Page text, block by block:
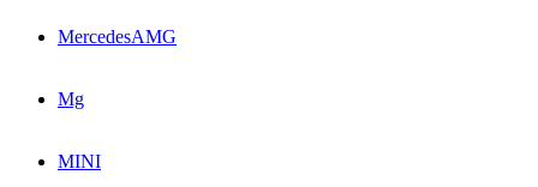
MercedesAMG
Mg
MINI